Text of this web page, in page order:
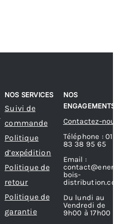
NOS SERVICES
Suivi de
commande
Politique
d’expédition
Politique de
retour
Politique de
garantie
NOS
ENGAGEMENTS
Contactez-
Téléphone : 01
83 38 95 65
Email :
bois-
Du lundi au
Vendredi de
9h00 à 17h00